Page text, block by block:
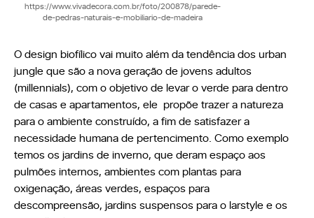
https://www.vivadecora.com.br/foto/200878/parede-
de-pedras-naturais-e-mobiliario-de-madeira
O design biofílico vai muito além da tendência dos urban
jungle que são a nova geração de jovens adultos
(millennials), com o objetivo de levar o verde para dentro
de casas e apartamentos, ele propõe trazer a natureza
para o ambiente construído, a fim de satisfazer a
necessidade humana de pertencimento. Como exemplo
temos os jardins de inverno, que deram espaço aos
pulmões internos, ambientes com plantas para
oxigenação, áreas verdes, espaços para
descompreensão, jardins suspensos para o larstyle e os